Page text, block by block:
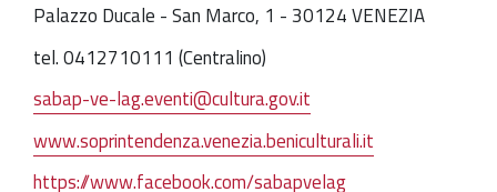
Palazzo Ducale - San Marco, 1 - 30124 VENEZIA
tel. 0412710111 (Centralino)
sabap-ve-lag.eventi@cultura.gov.it
www.soprintendenza.venezia.beniculturali.it
https://www.facebook.com/sabapvelag